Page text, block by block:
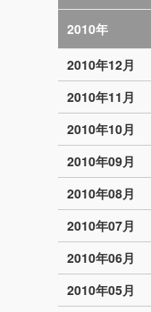
2010年
2010年12月
2010年11月
2010年10月
2010年09月
2010年08月
2010年07月
2010年06月
2010年05月